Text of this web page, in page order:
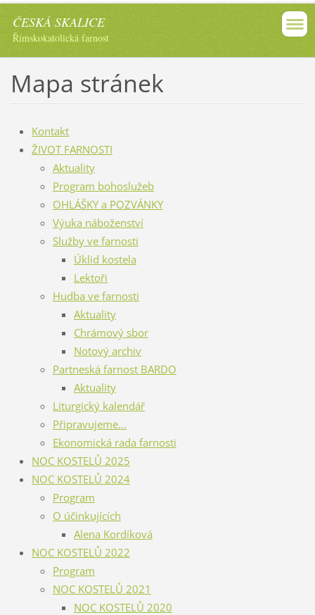
ČESKÁ SKALICE
Římskokatolická farnost
Mapa stránek
Kontakt
ŽIVOT FARNOSTI
Aktuality
Program bohoslužeb
OHLÁŠKY a POZVÁNKY
Výuka náboženství
Služby ve farnosti
Úklid kostela
Lektoři
Hudba ve farnosti
Aktuality
Chrámový sbor
Notový archiv
Partneská farnost BARDO
Aktuality
Liturgický kalendář
Připravujeme...
Ekonomická rada farnosti
NOC KOSTELŮ 2025
NOC KOSTELŮ 2024
Program
O účinkujících
Alena Kordíková
NOC KOSTELŮ 2022
Program
NOC KOSTELŮ 2021
NOC KOSTELŮ 2020